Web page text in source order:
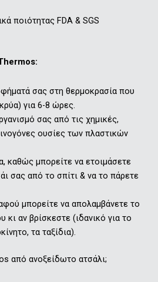
ποιότητας FDA & SGS
σας στη θερμοκρασία που
για 6-8 ώρες.
σας από τις χημικές,
ουσίες των πλαστικών
καθώς μπορείτε να ετοιμάσετε
σας από το σπίτι & να το πάρετε
μπορείτε να απολαμβάνετε το
αν βρίσκεστε (ιδανικό για το
τα ταξίδια).
από ανοξείδωτο ατσάλι;